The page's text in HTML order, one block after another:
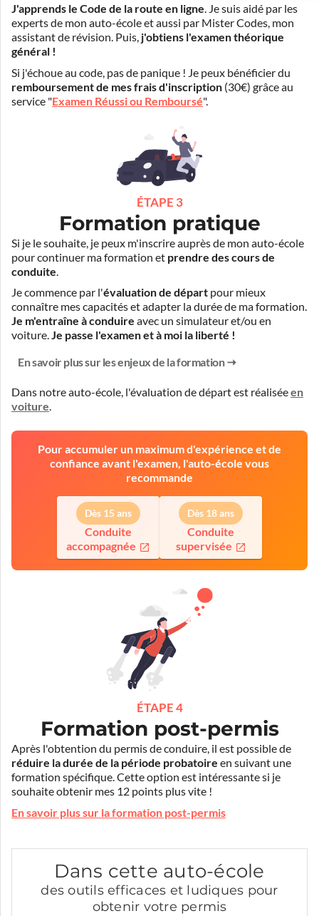
J'apprends le Code de la route en ligne. Je suis aidé par les
experts de mon auto-école et aussi par Mister Codes, mon
assistant de révision. Puis, j'obtiens l'examen théorique
général !
Si j'échoue au code, pas de panique ! Je peux bénéficier du
remboursement de mes frais d'inscription (30€) grâce au
service "Examen Réussi ou Remboursé".
ÉTAPE 3
Formation pratique
Si je le souhaite, je peux m'inscrire auprès de mon auto-école
pour continuer ma formation et prendre des cours de
conduite.
Je commence par l'évaluation de départ pour mieux
connaître mes capacités et adapter la durée de ma formation.
Je m'entraîne à conduire avec un simulateur et/ou en
voiture.Je passe l'examen et à moi la liberté !
En savoir plus sur les enjeux de la formation
Dans notre auto-école, l'évaluation de départ est réaliséeen
voiture.
Pour accumuler un maximum d'expérience et de
confiance avant l'examen, l'auto-école vous
recommande
Dès 15 ans
Conduite
accompagnée
Dès 18 ans
Conduite
supervisée
ÉTAPE 4
Formation post-permis
Après l'obtention du permis de conduire, il est possible de
réduire la durée de la période probatoire en suivant une
formation spécifique. Cette option est intéressante si je
souhaite obtenir mes 12 points plus vite !
En savoir plus sur la formation post-permis
Dans cette auto-école
des outils efficaces et ludiques pour
obtenir votre permis